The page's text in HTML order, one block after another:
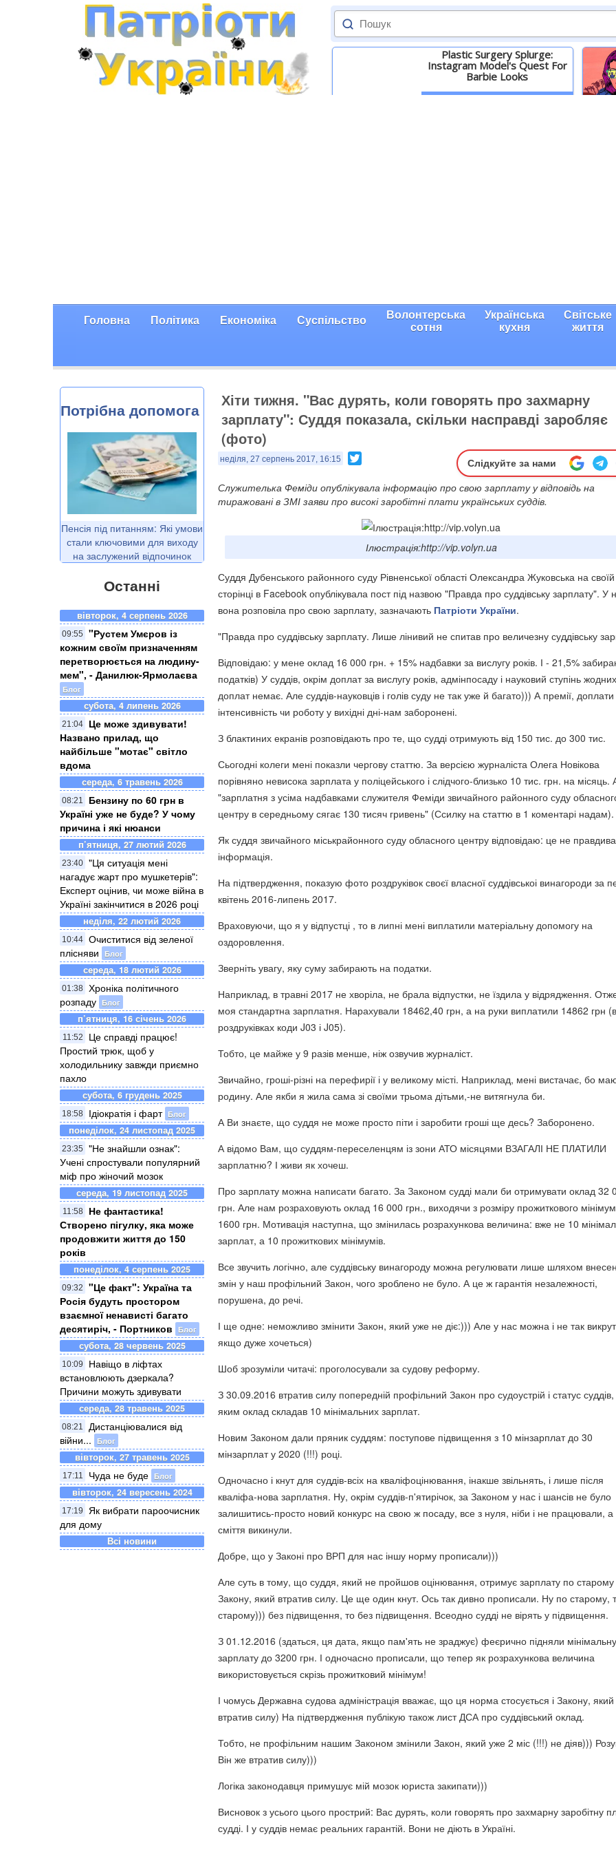
Plastic Surgery Splurge:
Instagram Model's Quest For
Barbie Looks
Головна Політика Економіка Суспільство Волонтерська
сотня
Українська
кухня
Світське
життя
Потрібна допомога
Пенсія під питанням: Які умови
стали ключовими для виходу
на заслужений відпочинок
Останні
вівторок, 4 серпень 2026
09:55
"Рустем Умєров із
кожним своїм призначенням
перетворюється на людину-
мем", - Данилюк-Ярмолаєва
Блог
субота, 4 липень 2026
21:04
Це може здивувати!
Названо прилад, що
найбільше "мотає" світло
вдома
середа, 6 травень 2026
08:21
Бензину по 60 грн в
Україні уже не буде? У чому
причина і які нюанси
п’ятниця, 27 лютий 2026
23:40 "Ця ситуація мені
нагадує жарт про мушкетерів":
Експерт оцінив, чи може війна в
Україні закінчитися в 2026 році
неділя, 22 лютий 2026
10:44 Очиститися від зеленої
плісняви
Блог
середа, 18 лютий 2026
01:38 Хроніка політичного
розпаду Блог
п’ятниця, 16 січень 2026
11:52
Це справді працює!
Простий трюк, щоб у
холодильнику завжди приємно
пахло
субота, 6 грудень 2025
18:58 Ідіократія і фарт Блог
понеділок, 24 листопад 2025
23:35
"Не знайшли ознак":
Учені спростували популярний
міф про жіночий мозок
середа, 19 листопад 2025
11:58
Не фантастика!
Створено пігулку, яка може
продовжити життя до 150
років
понеділок, 4 серпень 2025
09:32
"Це факт": Україна та
Росія будуть простором
взаємної ненависті багато
десятиріч, - Портников
Блог
субота, 28 червень 2025
10:09
Навіщо в ліфтах
встановлюють дзеркала?
Причини можуть здивувати
середа, 28 травень 2025
08:21
Дистанціювалися від
війни...
Блог
вівторок, 27 травень 2025
17:11 Чуда не буде Блог
вівторок, 24 вересень 2024
17:19
Як вибрати пароочисник
для дому
Всі новини
Хіти тижня. "Вас дурять, коли говорять про захмарну
зарплату": Суддя показала, скільки насправді заробляє
(фото)
неділя, 27 серпень 2017, 16:15 Слідкуйте за нами
Служителька Феміди опублікувала інформацію про свою зарплату у відповідь на
тиражовані в ЗМІ заяви про високі заробітні плати українських суддів.
Ілюстрація:http://vip.volyn.ua
Суддя Дубенського районного суду Рівненської області Олександра Жуковська на своїй
сторінці в Facebook опублікувала пост під назвою "Правда про суддівську зарплату". У
вона розповіла про свою зарплату, зазначають Патріоти України.
"Правда про суддівську зарплату. Лише лінивий не спитав про величезну суддівську
Відповідаю: у мене оклад 16 000 грн. + 15% надбавки за вислугу років. І - 21,5%
податків) У суддів, окрім доплат за вислугу років, адмінпосаду і науковий ступінь жодних
доплат немає. Але суддів-науковців і голів суду не так уже й багато))) А премії,
інтенсивність чи роботу у вихідні дні-нам заборонені.
З блактиних екранів розповідають про те, що судді отримують від 150 тис. до 300 тис.
Сьогодні колеги мені показли чергову статтю. За версією журналіста Олега Новікова
порівняно невисока зарплата у поліцейського і слідчого-близько 10 тис. грн. на місяць.
"зарплатня з усіма надбавками служителя Феміди звичайного районного суду
центру в середньому сягає 130 тисяч гривень" (Ссилку на статтю в 1 коментарі надам).
Як суддя звичайного міськрайонного суду обласного центру відповідаю: це не правдива
інформація.
На підтвердження, показую фото роздруківок своєї власної суддівськоі винагороди за
квітень 2016-липень 2017.
Враховуючи, що я у відпустці , то в липні мені виплатили матеріальну допомогу на
оздоровлення.
Зверніть увагу, яку суму забирають на податки.
Наприклад, в травні 2017 не хворіла, не брала відпустки, не їздила у відрядження.
моя стандартна зарплатня. Нарахували 18462,40 грн, а на руки виплатили 14862 грн (в
роздруківках коди J03 і J05).
Тобто, це майже у 9 разів менше, ніж озвучив журналіст.
Звичайно, гроші-різні на перефирії і у великому місті. Наприклад, мені вистачає, бо
родину. Але якби я жила сама зі своїми трьома дітьми,-не витягнула би.
А Ви знаєте, що суддя не може просто піти і заробити гроші ще десь? Заборонено.
А відомо Вам, що суддям-переселенцям із зони АТО місяцями ВЗАГАЛІ НЕ ПЛАТИЛИ
зарплатню? І живи як хочеш.
Про зарплату можна написати багато. За Законом судді мали би отримувати оклад 32
грн. Але нам розраховують оклад 16 000 грн., виходячи з розміру прожиткового
1600 грн. Мотивація наступна, що змінилась розрахункова величина: вже не 10
зарплат, а 10 прожиткових мінімумів.
Все звучить логічно, але суддівську винагороду можна регулювати лише шляхом
змін у наш профільний Закон, чого зроблено не було. А це ж гарантія незалежності,
порушена, до речі.
І ще одне: неможливо змінити Закон, який уже не діє:))) Але у нас можна і не так
якщо дуже хочеться)
Шоб зрозуміли читачі: проголосували за судову реформу.
З 30.09.2016 втратив силу попередній профільний Закон про судоустрій і статус
яким оклад складав 10 мінімальних зарплат.
Новим Законом дали пряник суддям: поступове підвищення з 10 мінзарплат до 30
мінзарплат у 2020 (!!!) році.
Одночасно і кнут для суддів-всіх на кваліфоцінювання, інакше звільнять, і лише після
кваліфа-нова зарплатня. Ну, окрім суддів-п'ятирічок, за Законом у нас і шансів не було
залишитись-просто новий конкурс на свою ж посаду, все з нуля, ніби і не працювали, а
сміття викинули.
Добре, що у Законі про ВРП для нас іншу норму прописали)))
Але суть в тому, що суддя, який не пройшов оцінювання, отримує зарплату по старому
Закону, який втратив силу. Це ще один кнут. Ось так дивно прописали. Ну по старому,
старому))) без підвищення, то без підвищення. Всеодно судді не вірять у підвищення.
З 01.12.2016 (здаться, ця дата, якщо пам'ять не зраджує) феєрично підняли мінімальну
зарплату до 3200 грн. І одночасно прописали, що тепер як розрахункова величина
використовується скрізь прожитковий мінімум!
І чомусь Державна судова адміністрація вважає, що ця норма стосується і Закону,
втратив силу) На підтвердження публікую також лист ДСА про суддівський оклад.
Тобто, не профільним нашим Законом змінили Закон, який уже 2 міс (!!!) не діяв)))
Він же втратив силу)))
Логіка законодавця примушує мій мозок юриста закипати)))
Висновок з усього цього прострий: Вас дурять, коли говорять про захмарну заробітну
судді. І у суддів немає реальних гарантій. Вони не діють в Україні.